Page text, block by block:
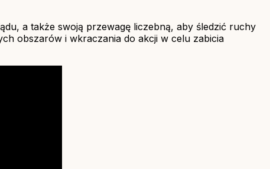
a także swoją przewagę liczebną, aby śledzić ruchy
obszarów i wkraczania do akcji w celu zabicia